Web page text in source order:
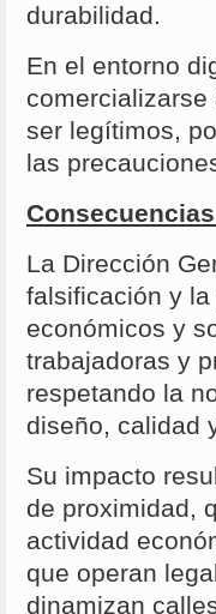
durabilidad.
En el entorno
ser legítimos,
las
La Dirección
falsificación y
económicos y
trabajadoras y
respetando la
diseño, calidad
Su impacto
de proximidad,
actividad
que operan
dinamizan